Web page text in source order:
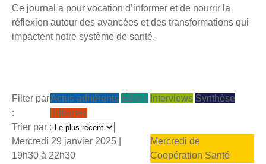
Ce journal a pour vocation d’informer et de nourrir la
réflexion autour des avancées et des transformations qui
impactent notre système de santé.
Filter par
:
Actus adhérents Éditos Interviews Synthèse
Tribunes
Trier par :
Mercredi 29 janvier 2025 |
19h30 à 22h30
Mercredi de
Coopération Santé